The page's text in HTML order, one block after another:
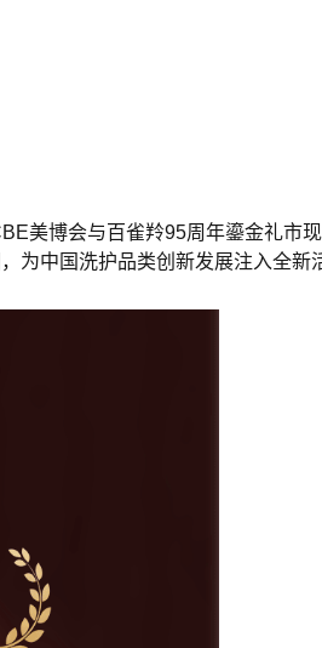
美博会与百雀羚95周年鎏金礼市
为中国洗护品类创新发展注入全新